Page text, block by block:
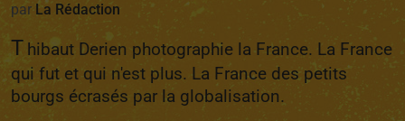
par La Rédaction
T hibaut Derien photographie la France. La France
qui fut et qui n'est plus. La France des petits
bourgs écrasés par la globalisation.